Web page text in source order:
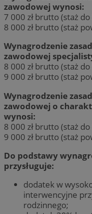
zawodowej wynosi:
7 000 zł brutto (staż do
8 000 zł brutto (staż
Wynagrodzenie
zawodowej
8 000 zł brutto (staż do
9 000 zł brutto (staż
Wynagrodzenie
zawodowej o
wynosi:
8 000 zł brutto (staż do
9 000 zł brutto (staż
Do podstawy
przysługuje:
dodatek w
interwencyjne
rodzinnego;